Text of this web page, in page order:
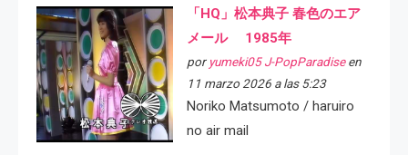
「HQ」松本典子 春色のエア
メール 1985年
por yumeki05 J-PopParadiseen
11 marzo 2026 a las 5:23
Noriko Matsumoto / haruiro
no air mail